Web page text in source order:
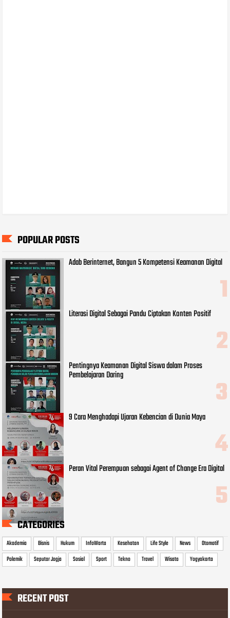
POPULAR POSTS
Adab Berinternet, Bangun 5 Kompetensi Keamanan Digital
Literasi Digital Sebagai Pandu Ciptakan Konten Positif
Pentingnya Keamanan Digital Siswa dalam Proses
Pembelajaran Daring
9 Cara Menghadapi Ujaran Kebencian di Dunia Maya
Peran Vital Perempuan sebagai Agent of Change Era Digital
CATEGORIES
Akademia Bisnis Hukum InfoWarta Kesehatan Life Style News
Otomotif
Polemik
Seputar Jogja Sosial Sport Tekno Travel Wisata Yogyakarta
RECENT POST